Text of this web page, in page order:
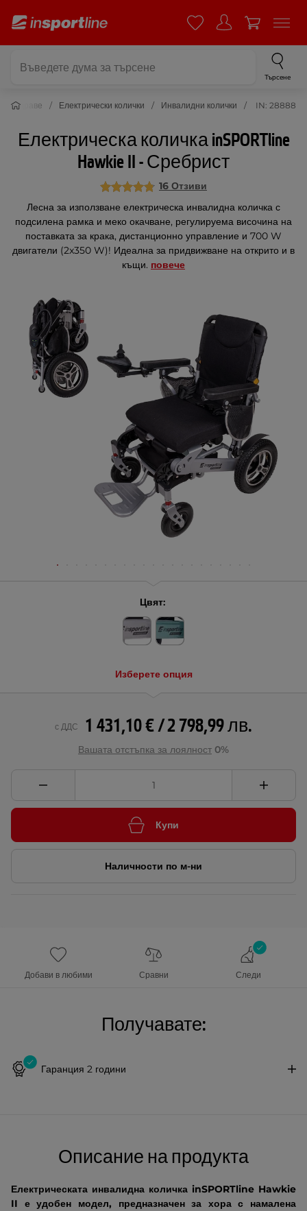
Търсене
Здраве Електрически колички Инвалидни колички IN: 28888
Електрическа количка inSPORTline
Hawkie II - Сребрист
16 Отзиви
Лесна за използване електрическа инвалидна количка с
подсилена рамка и меко окачване, регулируема височина на
поставката за крака, дистанционно управление и 700 W
двигатели (2x350 W)! Идеална за придвижване на открито и в
къщи. повече
Цвят:
Изберете опция
1 431,10 € / 2 798,99 лв.
с ДДС
Вашата отстъпка за лоялност 0%
Купи
Наличности по м-ни
Добави в любими Сравни Следи
Получавате:
Гаранция 2 години
Описание на продукта
Електрическата инвалидна количка inSPORTline Hawkie
II
е удобен модел, предназначен за хора с намалена